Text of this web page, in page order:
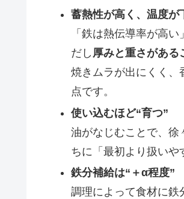
蓄熱性が高く、温度が
「鉄は熱伝導率が高
だし 厚みと重さがある
焼きムラが出にくく
点です。
使い込むほど“育つ”
油がなじむことで、徐
ちに「最初より扱いや
鉄分補給は“＋α程度”
調理によって食材に鉄